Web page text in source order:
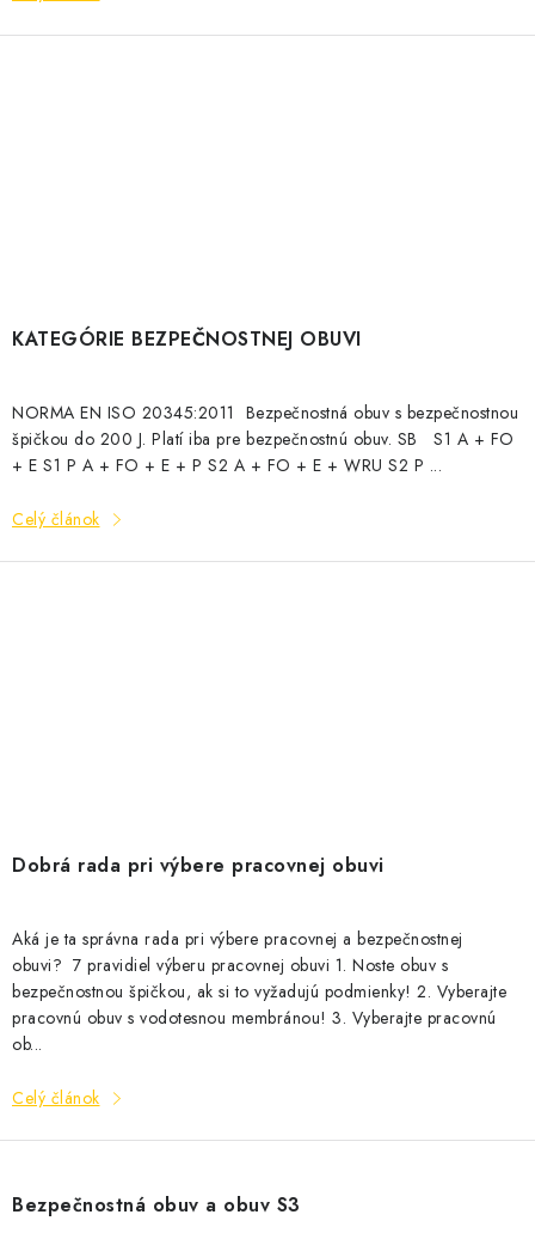
KATEGÓRIE BEZPEČNOSTNEJ OBUVI
NORMA EN ISO 20345:2011 Bezpečnostná obuv s bezpečnostnou
špičkou do 200 J. Platí iba pre bezpečnostnú obuv. SB S1 A + FO
+ E S1 P A + FO + E + P S2 A + FO + E + WRU S2 P ...
Celý článok
Dobrá rada pri výbere pracovnej obuvi
Aká je ta správna rada pri výbere pracovnej a bezpečnostnej
obuvi? 7 pravidiel výberu pracovnej obuvi 1. Noste obuv s
bezpečnostnou špičkou, ak si to vyžadujú podmienky! 2. Vyberajte
pracovnú obuv s vodotesnou membránou! 3. Vyberajte pracovnú
ob...
Celý článok
Bezpečnostná obuv a obuv S3